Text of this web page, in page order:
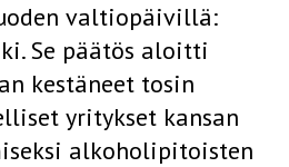
valtiopäivillä:
Se päätös aloitti
kestäneet tosin
yritykset kansan
alkoholi­pitoisten